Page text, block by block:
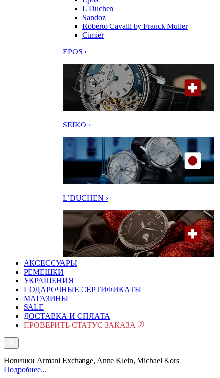
L'Duchen
Sandoz
Roberto Cavalli by Franck Muller
Cimier
EPOS ›
SEIKO ›
L’DUCHEN ›
АКСЕССУАРЫ
РЕМЕШКИ
УКРАШЕНИЯ
ПОДАРОЧНЫЕ СЕРТИФИКАТЫ
МАГАЗИНЫ
SALE
ДОСТАВКА И ОПЛАТА
ПРОВЕРИТЬ СТАТУС ЗАКАЗА
Новинки Armani Exchange, Anne Klein, Michael Kors
Подробнее...